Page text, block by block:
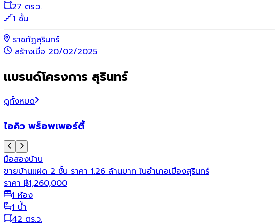
27 ตร.ว.
1 ชั้น
ราชภัฏสุรินทร์
สร้างเมื่อ 20/02/2025
แบรนด์โครงการ สุรินทร์
ดูทั้งหมด
ไอคิว พร็อพเพอร์ตี้
มือสองบ้าน
ขายบ้านแฝด 2 ชั้น ราคา 1.26 ล้านบาท ในอำเภอเมืองสุรินทร์
ราคา ฿1,260,000
1 ห้อง
1 น้ำ
42 ตร.ว.